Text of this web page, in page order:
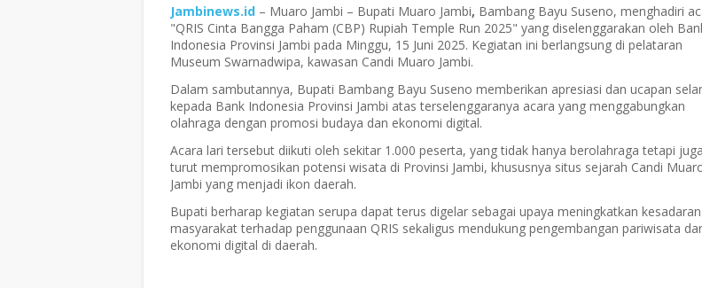
Jambinews.id – Muaro Jambi – Bupati Muaro Jambi, Bambang Bayu Suseno, menghadiri
"QRIS Cinta Bangga Paham (CBP) Rupiah Temple Run 2025" yang diselenggarakan oleh
Indonesia Provinsi Jambi pada Minggu, 15 Juni 2025. Kegiatan ini berlangsung di pelataran
Museum Swarnadwipa, kawasan Candi Muaro Jambi.
Dalam sambutannya, Bupati Bambang Bayu Suseno memberikan apresiasi dan ucapan
kepada Bank Indonesia Provinsi Jambi atas terselenggaranya acara yang menggabungkan
olahraga dengan promosi budaya dan ekonomi digital.
Acara lari tersebut diikuti oleh sekitar 1.000 peserta, yang tidak hanya berolahraga tetapi juga
turut mempromosikan potensi wisata di Provinsi Jambi, khususnya situs sejarah Candi
Jambi yang menjadi ikon daerah.
Bupati berharap kegiatan serupa dapat terus digelar sebagai upaya meningkatkan kesadaran
masyarakat terhadap penggunaan QRIS sekaligus mendukung pengembangan pariwisata
ekonomi digital di daerah.